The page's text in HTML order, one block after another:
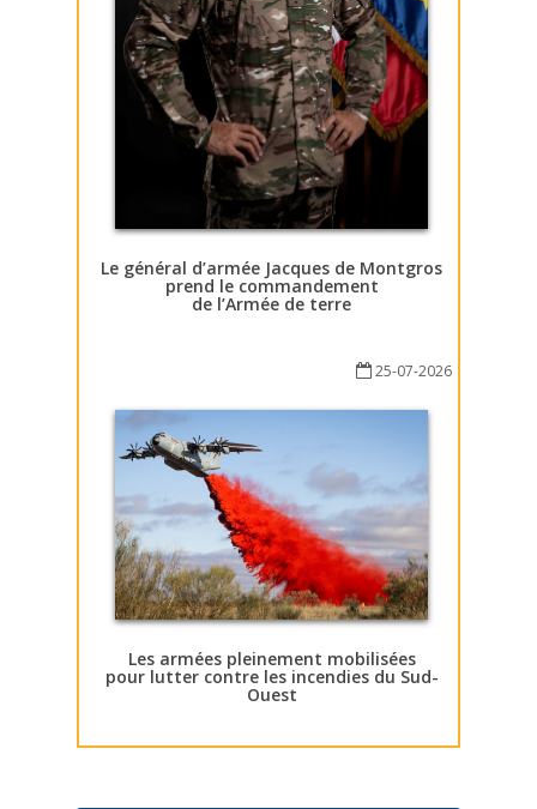
Le général d’armée Jacques de Montgros
prend le commandement
de l’Armée de terre
25-07-2026
Les armées pleinement mobilisées
pour lutter contre les incendies du Sud-
Ouest